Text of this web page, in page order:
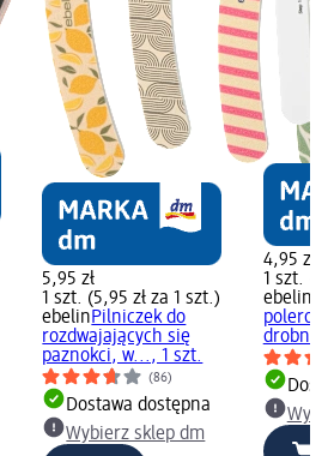
5,95 zł
1 szt. (5,95 zł za 1 szt.)
ebelinPilniczek do
rozdwajających się
paznokci, w..., 1 szt.
(86)
Dostawa dostępna
Wybierz sklep dm
4,95 zł
1 szt.
ebelin